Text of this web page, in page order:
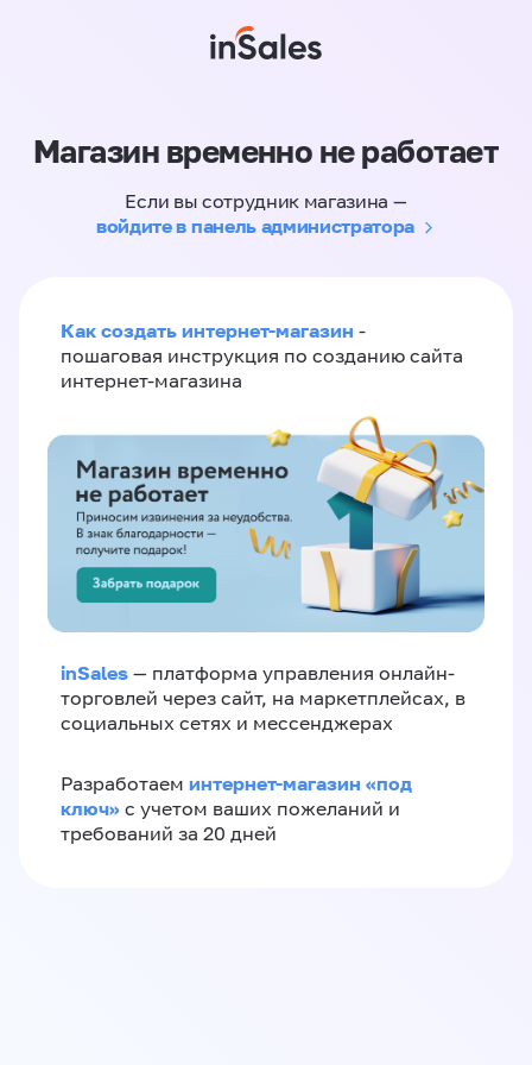
Магазин временно не работает
Если вы сотрудник магазина —
войдите в панель администратора
Как создать интернет-магазин -
пошаговая инструкция по созданию сайта
интернет-магазина
inSales — платформа управления онлайн-
торговлей через сайт, на маркетплейсах, в
социальных сетях и мессенджерах
Разработаем интернет-магазин «‎под
ключ»‎ с учетом ваших пожеланий и
требований за 20 дней